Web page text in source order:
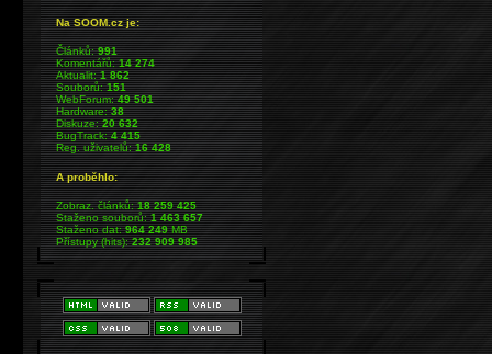
Na SOOM.cz je:
Článků:991
Komentářů:14 274
Aktualit:1 862
Souborů:151
WebForum:49 501
Hardware:38
Diskuze:20 632
BugTrack:4 415
Reg. uživatelů:16 428
A proběhlo:
Zobraz. článků:18 259 425
Staženo souborů:1 463 657
Staženo dat:964 249MB
Přístupy (hits):232 909 985